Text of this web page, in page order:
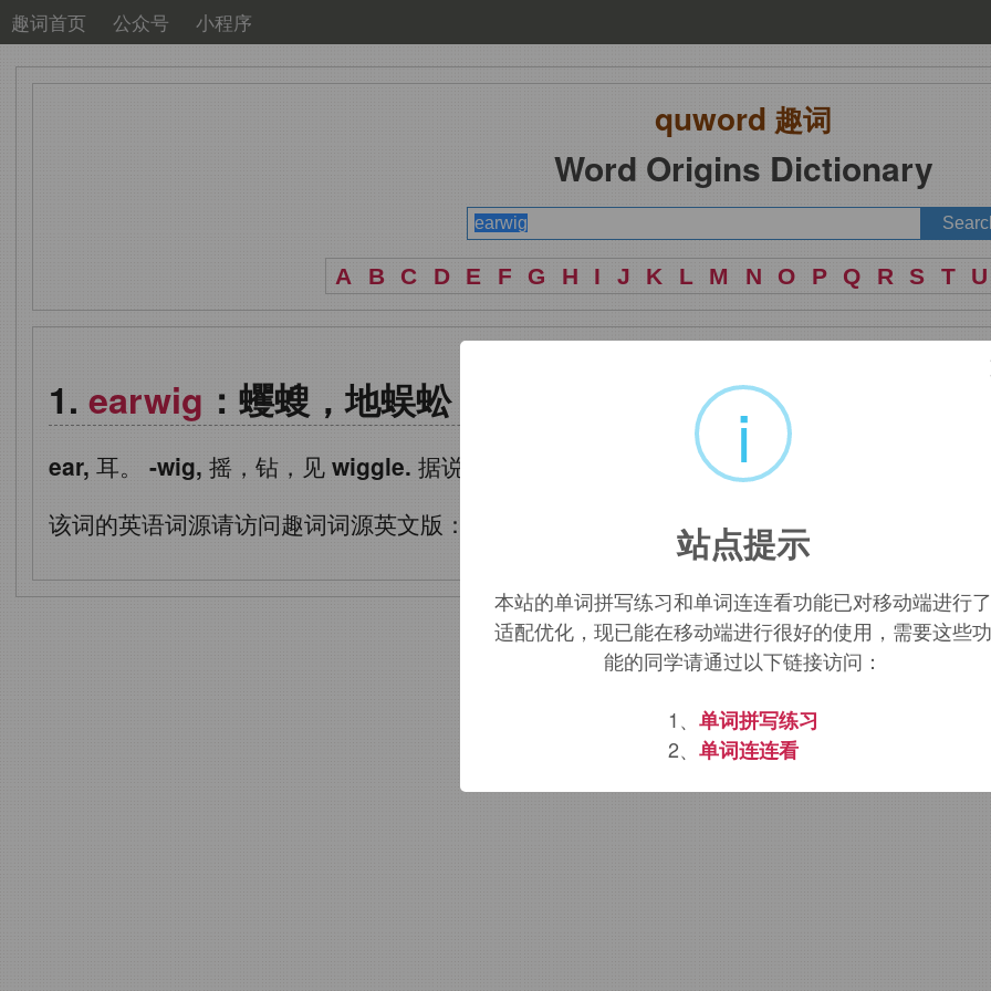
趣词首页 公众号 小程序
quword 趣词
Word Origins Dictionary
A B C D E F G H I J K L M N O P Q R S T U
earwig ：蠼螋，地蜈蚣
ear, 耳。 -wig, 摇，钻，见 wiggle. 据说该动物喜欢在晚上钻人耳朵。
该词的英语词源请访问趣词词源英文版：
earwig 含义。
i
站点提示
本站的单词拼写练习和单词连连看功能已对移动端进行了
适配优化，现已能在移动端进行很好的使用，需要这些功
能的同学请通过以下链接访问：
1、 单词拼写练习
2、 单词连连看